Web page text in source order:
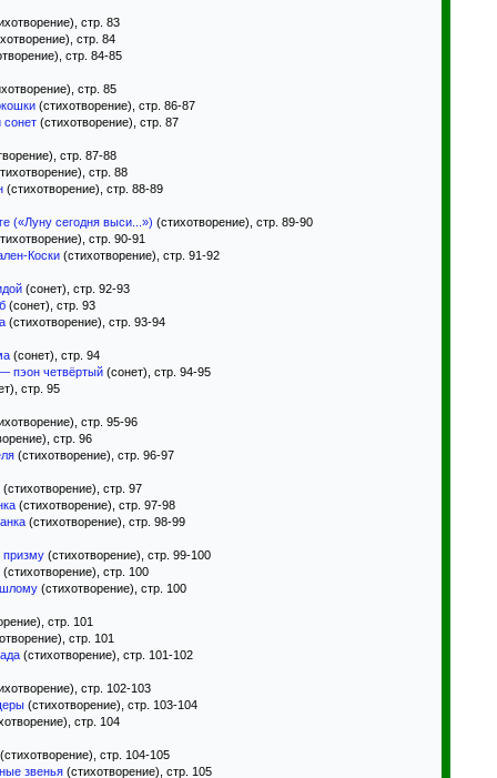
стр. 83
стр. 84
стр. 84-85
стр. 85
(стихотворение), стр. 86-87
(стихотворение), стр. 87
стр. 87-88
стр. 88
(стихотворение), стр. 88-89
(«Луну сегодня выси...») (стихотворение), стр. 89-90
стр. 90-91
Коски (стихотворение), стр. 91-92
(сонет), стр. 92-93
(сонет), стр. 93
(стихотворение), стр. 93-94
(сонет), стр. 94
пэон четвёртый (сонет), стр. 94-95
стр. 95
стр. 95-96
стр. 96
(стихотворение), стр. 96-97
(стихотворение), стр. 97
(стихотворение), стр. 97-98
(стихотворение), стр. 98-99
(стихотворение), стр. 99-100
(стихотворение), стр. 100
(стихотворение), стр. 100
стр. 101
стр. 101
(стихотворение), стр. 101-102
стр. 102-103
(стихотворение), стр. 103-104
стр. 104
стр. 104-105
звенья (стихотворение), стр. 105